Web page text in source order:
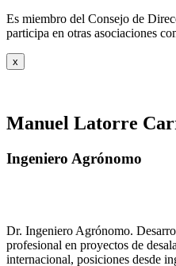
Es miembro del Consejo de
participa en otras asociaciones
x
Manuel Latorre
Ingeniero Agrónomo
Dr. Ingeniero Agrónomo.
profesional en proyectos de
internacional, posiciones desde